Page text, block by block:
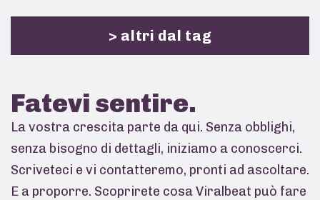
> altri dal tag
Fatevi sentire.
La vostra crescita parte da qui. Senza obblighi,
senza bisogno di dettagli, iniziamo a conoscerci.
Scriveteci e vi contatteremo, pronti ad ascoltare.
E a proporre. Scoprirete cosa Viralbeat può fare